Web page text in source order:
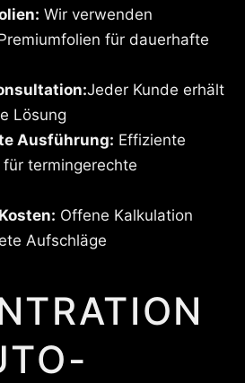
Wir verwenden
für dauerhafte
Jeder Kunde erhält
Lösung
Ausführung: Effiziente
termingerechte
Offene Kalkulation
Aufschläge